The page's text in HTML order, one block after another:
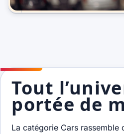
Tout
portée de
La catégorie Cars rassemble